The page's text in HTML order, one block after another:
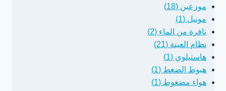
موزعين (18)
مونيل (1)
نافرة من الماء (2)
نظام العينة (21)
هاستيلوي (1)
هبوط الضغط (1)
هواء مضغوط (1)